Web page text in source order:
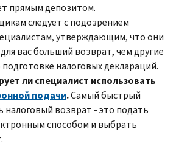
прямым депозитом.
следует с подозрением
утверждающим, что они
вас больший возврат, чем другие
налоговых деклараций.
ли специалист использовать
подачи.Самый быстрый
налоговый возврат - это подать
способом и выбрать